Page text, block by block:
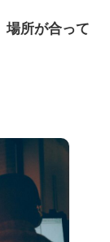
場所が合って